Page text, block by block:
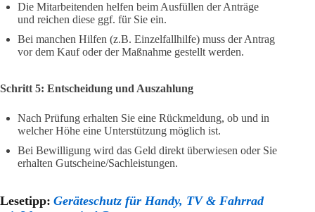
Die Mitarbeitenden helfen beim Ausfüllen der Anträge
und reichen diese ggf. für Sie ein.
Bei manchen Hilfen (z.B. Einzelfallhilfe) muss der Antrag
vor dem Kauf oder der Maßnahme gestellt werden.
Schritt 5: Entscheidung und Auszahlung
Nach Prüfung erhalten Sie eine Rückmeldung, ob und in
welcher Höhe eine Unterstützung möglich ist.
Bei Bewilligung wird das Geld direkt überwiesen oder Sie
erhalten Gutscheine/Sachleistungen.
Lesetipp: Geräteschutz für Handy, TV & Fahrrad